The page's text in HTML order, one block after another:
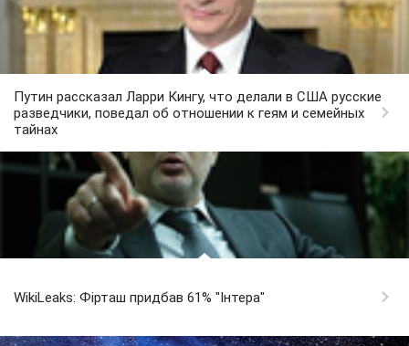
Путин рассказал Ларри Кингу, что делали в США русские
разведчики, поведал об отношении к геям и семейных
тайнах
WikiLeaks: Фірташ придбав 61% "Інтера"